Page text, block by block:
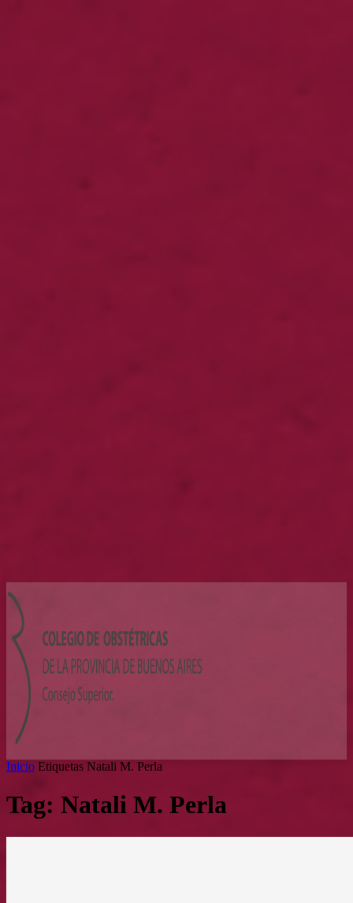
Inicio Etiquetas Natali M. Perla
Tag: Natali M. Perla